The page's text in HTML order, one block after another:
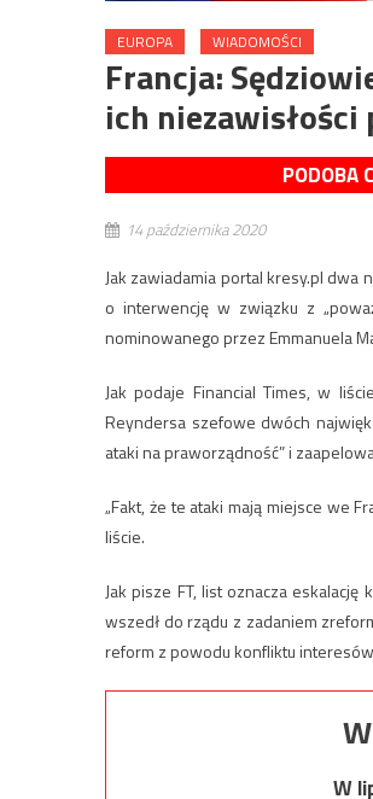
EUROPA WIADOMOŚCI
Francja:
ich
PODOBA
14 października 2020
Jak zawiadamia portal kresy.pl
o interwencję w związku z
nominowanego przez Emmanuela
Jak podaje Financial Times, w
Reyndersa szefowe dwóch
ataki na praworządność” i
„Fakt, że te ataki mają miejsce we
liście.
Jak pisze FT, list oznacza
wszedł do rządu z zadaniem
reform z powodu konfliktu
W